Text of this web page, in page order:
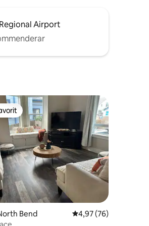
Airport
betyg, 12 omdömen
Bend 4,97 av 5 i
4,97 (76)